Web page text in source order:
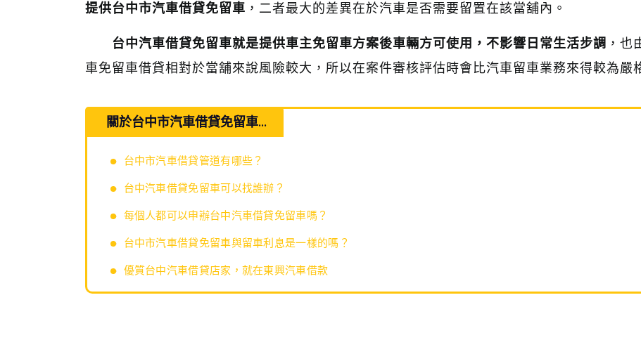
提供台中市汽車借貸免留車 ，二者最大的差異在於汽車是否需要留置在該當舖內。
台中汽車借貸免留車就是提供車主免留車方案後車輛方可使用，不影響日常生活步調 ，也
車免留車借貸相對於當舖來說風險較大，所以在案件審核評估時會比汽車留車業務來得較為嚴
關於台中市汽車借貸免留車...
台中市汽車借貸管道有哪些？
台中汽車借貸免留車可以找誰辦？
每個人都可以申辦台中汽車借貸免留車嗎？
台中市汽車借貸免留車與留車利息是一樣的嗎？
優質台中汽車借貸店家，就在東興汽車借款